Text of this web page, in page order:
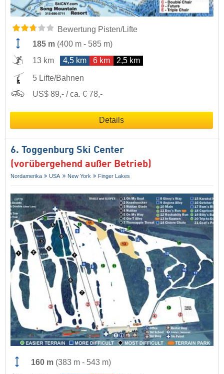
Bewertung Pisten/Lifte
185 m (400 m - 585 m)
13 km
4,5 km 6 km 2,5 km
5 Lifte/Bahnen
US$ 89,- / ca. € 78,-
Details
6. Toggenburg Ski Center
(vorübergehend außer Betrieb)
Nordamerika USA New York Finger Lakes
160 m (383 m - 543 m)